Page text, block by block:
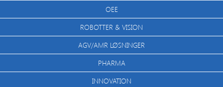
OEE
ROBOTTER & VISION
AGV/AMR LØSNINGER
PHARMA
INNOVATION